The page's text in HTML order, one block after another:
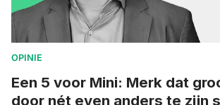
OPINIE
Een 5 voor Mini: Merk dat
door nét even anders te zijn